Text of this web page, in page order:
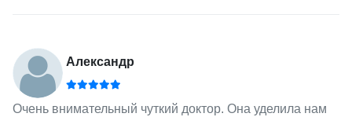
Александр
Очень внимательный чуткий доктор. Она уделила нам